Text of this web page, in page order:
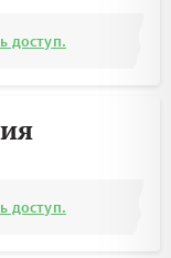
доступ.
доступ.